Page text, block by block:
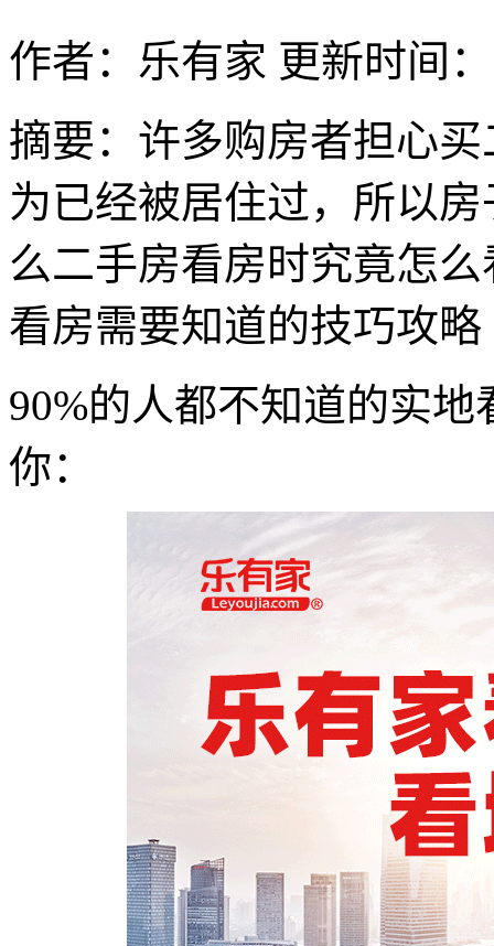
作者：乐有家 更新时间
摘要： 许多购房者担心
为已经被居住过，所以
么二手房看房时究竟怎
看房需要知道的技巧攻略
90%的人都不知道的实
你：